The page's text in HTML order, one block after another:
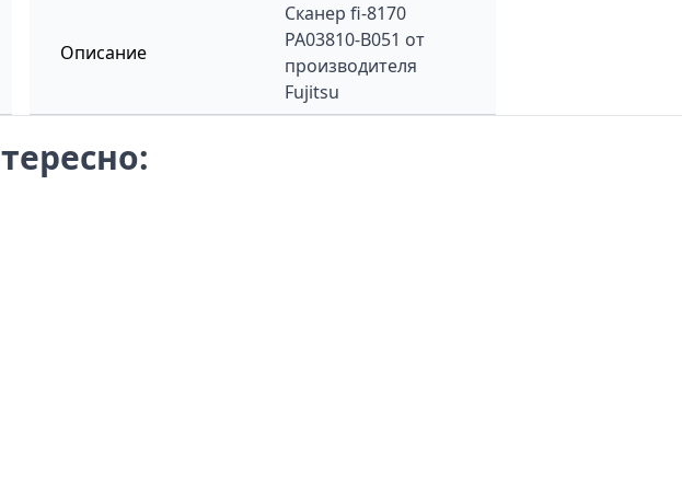
Описание
Сканер fi-8170
PA03810-B051 от
производителя
Fujitsu